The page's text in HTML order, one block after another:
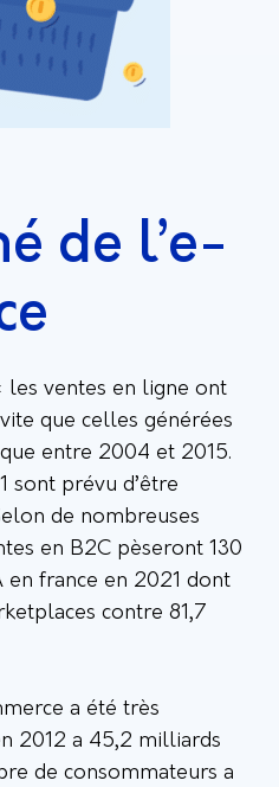
de l’e-
les ventes en ligne ont
que celles générées
entre 2004 et 2015.
sont prévu d’être
de nombreuses
en B2C pèseront 130
en france en 2021 dont
contre 81,7
a été très
2012 a 45,2 milliards
de consommateurs a